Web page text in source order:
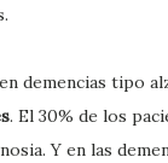
demencias tipo
. El 30% de los
Y en las